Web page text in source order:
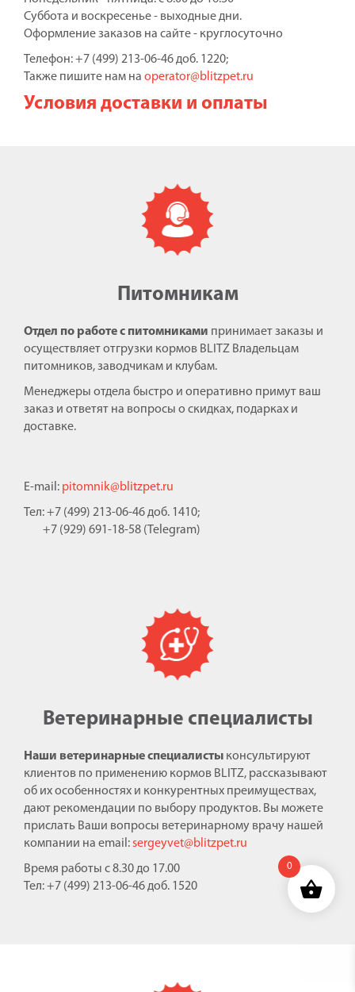
Суббота и воскресенье - выходные дни.
Оформление заказов на сайте - круглосуточно
Телефон: +7 (499) 213-06-46 доб. 1220;
Также пишите нам на operator@blitzpet.ru
Условия доставки и оплаты
Питомникам
Отдел по работе с питомниками принимает заказы и
осуществляет отгрузки кормов BLITZ Владельцам
питомников, заводчикам и клубам.
Менеджеры отдела быстро и оперативно примут ваш
заказ и ответят на вопросы о скидках, подарках и
доставке.
E-mail: pitomnik@blitzpet.ru
Тел: +7 (499) 213-06-46 доб. 1410;
+7 (929) 691-18-58 (Telegram)
Ветеринарные специалисты
Наши ветеринарные специалисты консультируют
клиентов по применению кормов BLITZ, рассказывают
об их особенностях и конкурентных преимуществах,
дают рекомендации по выбору продуктов. Вы можете
прислать Ваши вопросы ветеринарному врачу нашей
компании на email:sergeyvet@blitzpet.ru
Время работы с 8.30 до 17.00
Тел: +7 (499) 213-06-46 доб. 1520
0